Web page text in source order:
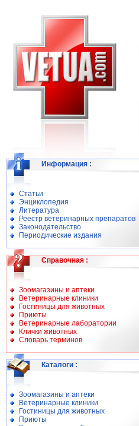
Информация :
Статьи
Энциклопедия
Литература
Реестр ветеринарных препаратов
Законодательство
Периодические издания
Справочная :
Зоомагазины и аптеки
Ветеринарные клиники
Гостиницы для животных
Приюты
Ветеринарные лаборатории
Клички животных
Словарь терминов
Каталоги :
Зоомагазины и аптеки
Ветеринарные клиники
Гостиницы для животных
Приюты